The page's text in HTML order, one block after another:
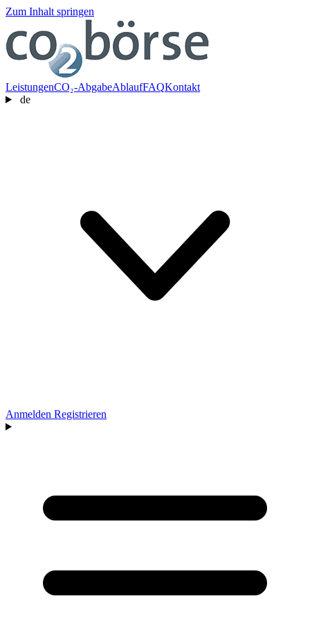
Zum Inhalt springen
LeistungenCO₂-AbgabeAblaufFAQKontakt
de
Anmelden Registrieren